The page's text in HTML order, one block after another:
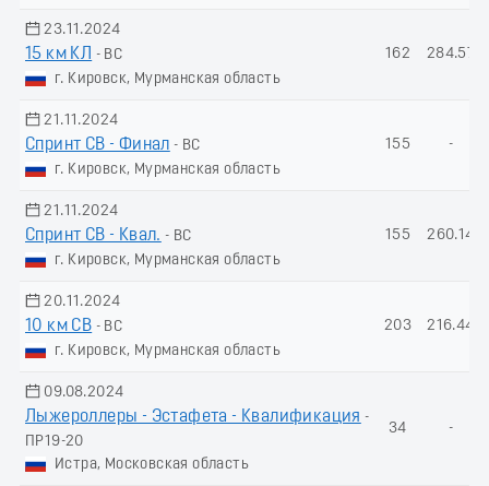
23.11.2024
15 км КЛ
- ВС
г. Кировск, Мурманская область
162 284.57
21.11.2024
Спринт СВ - Финал - ВС
г. Кировск, Мурманская область
155 -
21.11.2024
Спринт СВ - Квал. - ВС
г. Кировск, Мурманская область
155 260.14
20.11.2024
10 км СВ - ВС
г. Кировск, Мурманская область
203 216.44
09.08.2024
Лыжероллеры - Эстафета - Квалификация -
ПР19-20
Истра, Московская область
34 -